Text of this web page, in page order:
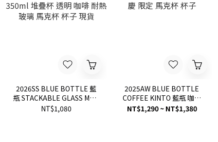
2026SS BLUE BOTTLE 藍
瓶 STACKABLE GLASS MUG
350ml 堆疊杯 透明 咖啡 耐
NT$1,080
2025AW BLUE BOTTLE
COFFEE KINTO 藍瓶 咖啡
節慶 限定 馬克杯 杯子
NT$1,290 ~ NT$1,380